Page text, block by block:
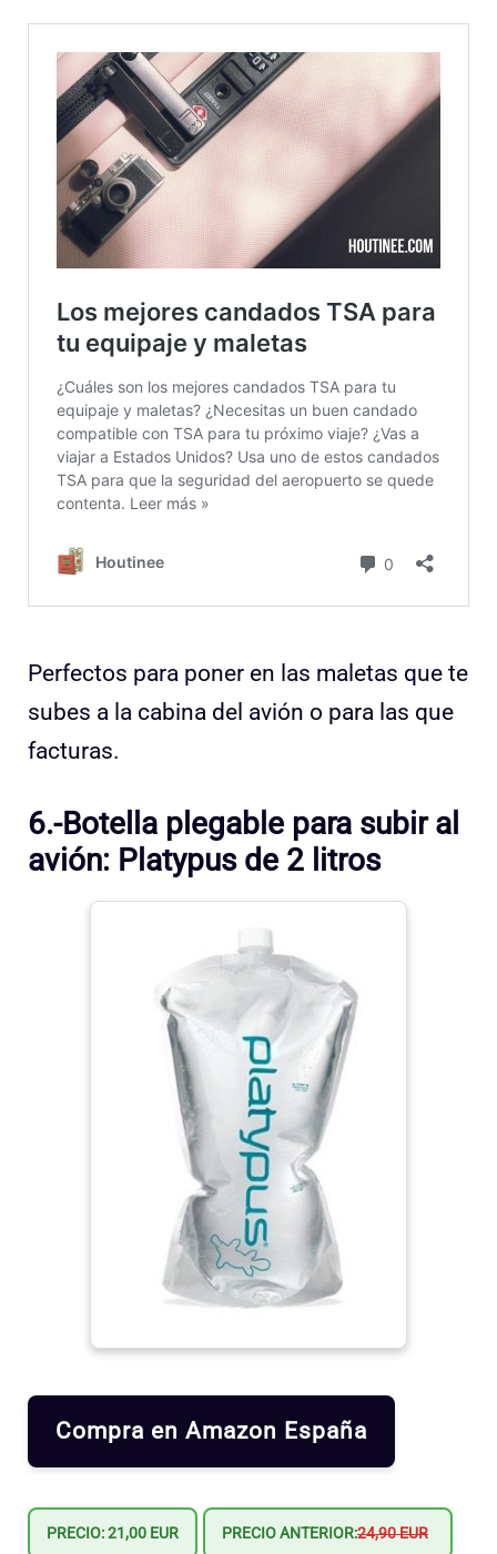
Perfectos para poner en las maletas que te
subes a la cabina del avión o para las que
facturas.
6.-Botella plegable para subir al
avión: Platypus de 2 litros
Compra en Amazon España
PRECIO: 21,00 EUR PRECIO ANTERIOR:24,90 EUR